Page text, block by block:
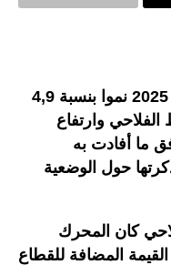
سجل الاقتصاد المغربي خلال سنة 2025 نموا بنسبة 4,9
الفلاحي وارتفاع
ما أفادت به
حول الوضعية
كان المحرك
القيمة المضافة للقطاع